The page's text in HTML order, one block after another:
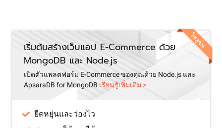
เริ่มต้นสร้างเว็บแอป E-Commerce ด้วย
MongoDB และ Node.js
เปิดตัวแพลตฟอร์ม E-Commerce ของคุณด้วย Node.js และ
ApsaraDB for MongoDB เรียนรู้เพิ่มเติม >
โซลูชั่น
ยืดหยุ่นและว่องไว